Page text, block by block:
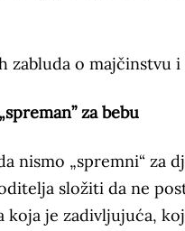
zabluda o majčinstvu
za bebu
nismo „spremni“ za
složiti da ne
koja je zadivljujuća,